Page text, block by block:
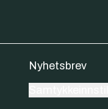
Nyhetsbrev